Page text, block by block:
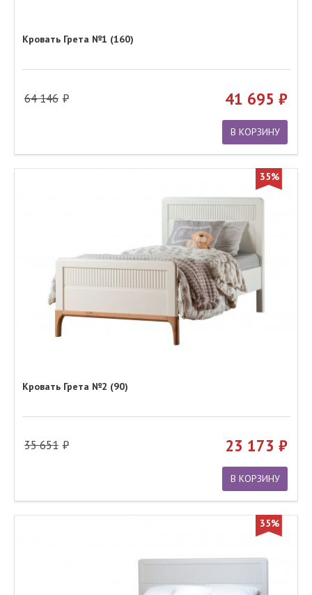
Кровать Грета №1 (160)
64 146 41 695
В КОРЗИНУ
35%
Кровать Грета №2 (90)
35 651 23 173
В КОРЗИНУ
35%